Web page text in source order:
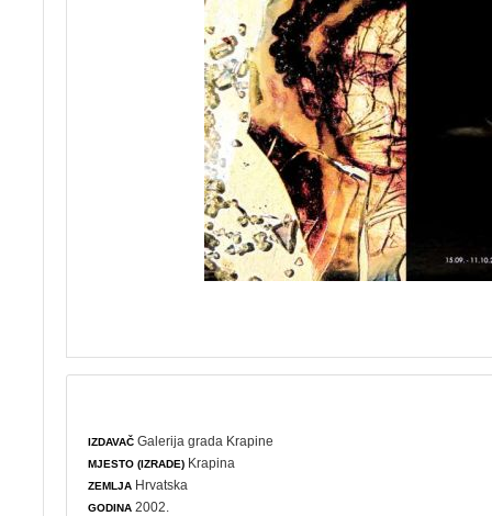
IZDAVAČ Galerija grada Krapine
MJESTO (IZRADE) Krapina
ZEMLJA Hrvatska
GODINA 2002.